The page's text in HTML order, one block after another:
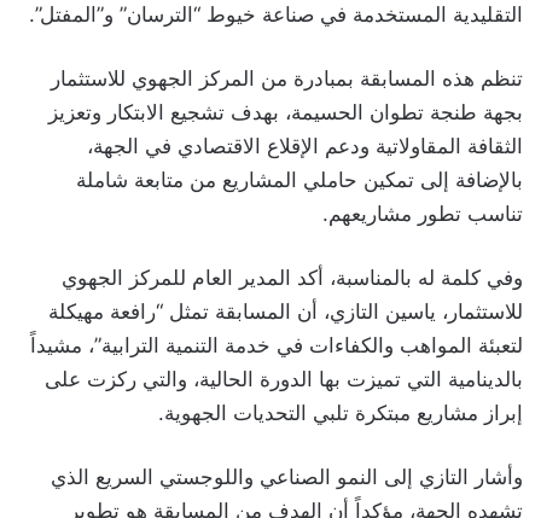
التقليدية المستخدمة في صناعة خيوط “الترسان” و”المفتل”.
تنظم هذه المسابقة بمبادرة من المركز الجهوي للاستثمار
بجهة طنجة تطوان الحسيمة، بهدف تشجيع الابتكار وتعزيز
الثقافة المقاولاتية ودعم الإقلاع الاقتصادي في الجهة،
بالإضافة إلى تمكين حاملي المشاريع من متابعة شاملة
تناسب تطور مشاريعهم.
وفي كلمة له بالمناسبة، أكد المدير العام للمركز الجهوي
للاستثمار، ياسين التازي، أن المسابقة تمثل “رافعة مهيكلة
لتعبئة المواهب والكفاءات في خدمة التنمية الترابية”، مشيداً
بالدينامية التي تميزت بها الدورة الحالية، والتي ركزت على
إبراز مشاريع مبتكرة تلبي التحديات الجهوية.
وأشار التازي إلى النمو الصناعي واللوجستي السريع الذي
تشهده الجهة، مؤكداً أن الهدف من المسابقة هو تطوير